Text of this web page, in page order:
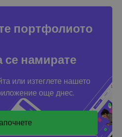
портфолиото
се намирате
или изтеглете нашето
още днес.